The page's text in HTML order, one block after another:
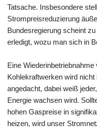
Tatsache. Insbesondere
Strompreisreduzierung
Bundesregierung scheint
erledigt, wozu man sich in
Eine
Kohlekraftwerken wird
angedacht, dabei weiß
Energie wachsen wird.
hohen Gaspreise in
heizen, wird unser